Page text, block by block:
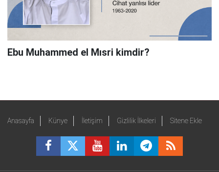
Ebu Muhammed el Mısri kimdir?
Anasayfa Künye İletişim Gizlilik İlkeleri Sitene Ekle